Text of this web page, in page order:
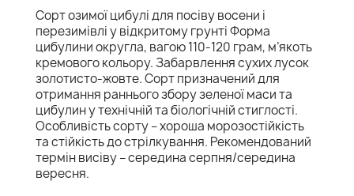
Сорт озимої цибулі для посіву восени і
перезимівлі у відкритому грунті Форма
цибулини округла, вагою 110-120 грам, м’якоть
кремового кольору. Забарвлення сухих лусок
золотисто-жовте. Сорт призначений для
отримання раннього збору зеленої маси та
цибулин у технічній та біологічній стиглості.
Особливість сорту – хороша морозостійкість
та стійкість до стрілкування. Рекомендований
термін висіву – середина серпня/середина
вересня.